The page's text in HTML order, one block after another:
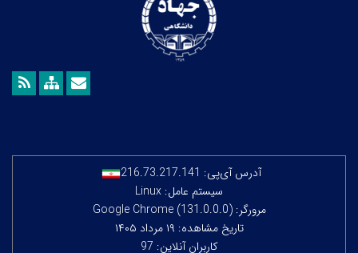
آدرس آی‌پی: 216.73.217.141
سیستم عامل: Linux
مرورگر: Google Chrome (131.0.0.0)
تاریخ مشاهده: ۱۹ مرداد ۱۴۰۵
کاربران آنلاین: 97